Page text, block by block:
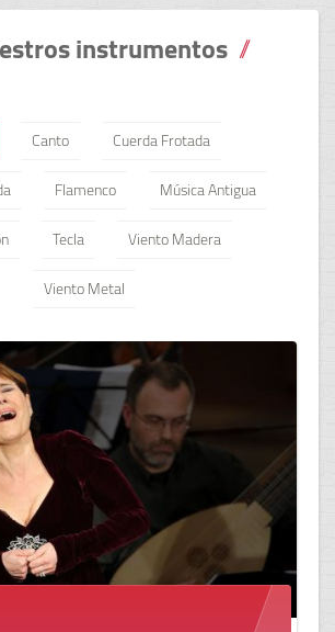
instrumentos
Canto
Cuerda Frotada
Flamenco
Música Antigua
Tecla
Viento Madera
Viento Metal